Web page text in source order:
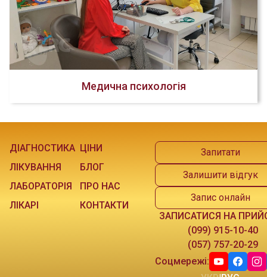
Медична психологія
ДІАГНОСТИКА
ЛІКУВАННЯ
ЛАБОРАТОРІЯ
ЛІКАРІ
ЦІНИ
БЛОГ
ПРО НАС
КОНТАКТИ
Запитати
Залишити відгук
Запис онлайн
ЗАПИСАТИСЯ НА
(099) 915-10-40
(057) 757-20-29
Соцмережі: